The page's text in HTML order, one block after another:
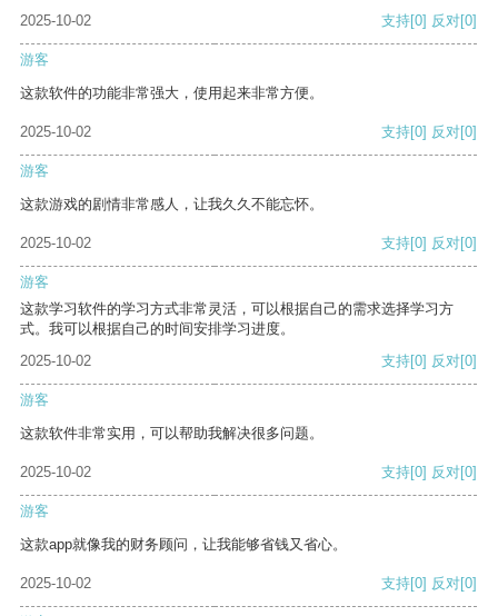
2025-10-02 支持[0] 反对[0]
游客
这款软件的功能非常强大，使用起来非常方便。
2025-10-02 支持[0] 反对[0]
游客
这款游戏的剧情非常感人，让我久久不能忘怀。
2025-10-02 支持[0] 反对[0]
游客
这款学习软件的学习方式非常灵活，可以根据自己的需求选择学习方
式。我可以根据自己的时间安排学习进度。
2025-10-02
支持[0] 反对[0]
游客
这款软件非常实用，可以帮助我解决很多问题。
2025-10-02 支持[0] 反对[0]
游客
这款app就像我的财务顾问，让我能够省钱又省心。
2025-10-02 支持[0] 反对[0]